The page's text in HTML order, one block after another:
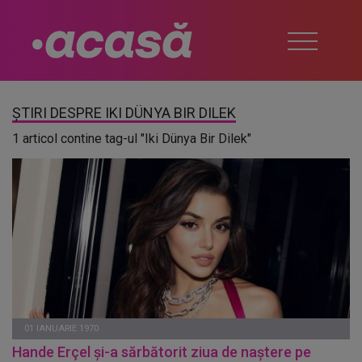
ȘTIRI DESPRE IKI DÜNYA BIR DILEK
1 articol contine tag-ul "Iki Dünya Bir Dilek"
01 IANUARIE 1970
Hande Erçel și-a sărbătorit ziua de naștere pe